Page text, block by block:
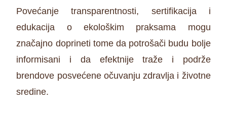
Povećanje transparentnosti, sertifikacija i
edukacija o ekološkim praksama mogu
značajno doprineti tome da potrošači budu bolje
informisani i da efektnije traže i podrže
brendove posvećene očuvanju zdravlja i životne
sredine.